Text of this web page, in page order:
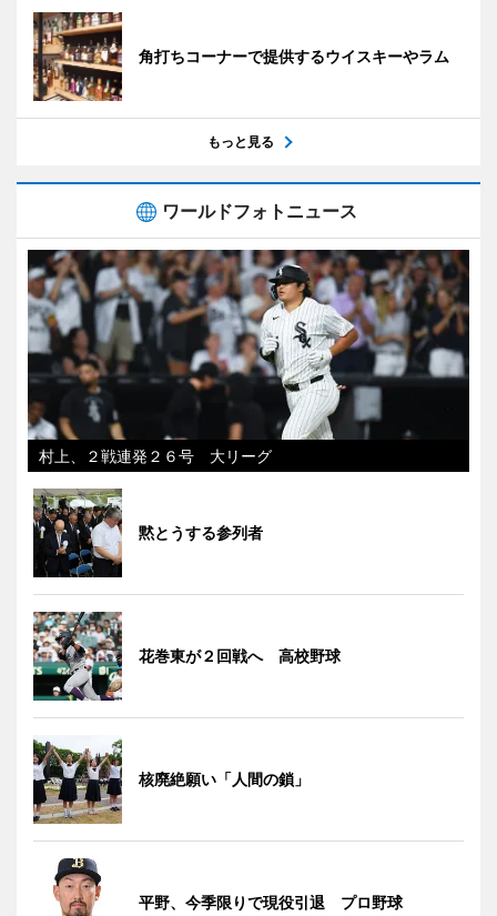
角打ちコーナーで提供するウイスキーやラム
もっと見る
ワールドフォトニュース
村上、２戦連発２６号 大リーグ
黙とうする参列者
花巻東が２回戦へ 高校野球
核廃絶願い「人間の鎖」
平野、今季限りで現役引退 プロ野球